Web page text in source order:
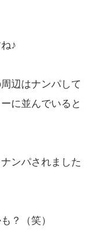
♪
辺はナンパして
に並んでいると
ンパされました
？（笑）